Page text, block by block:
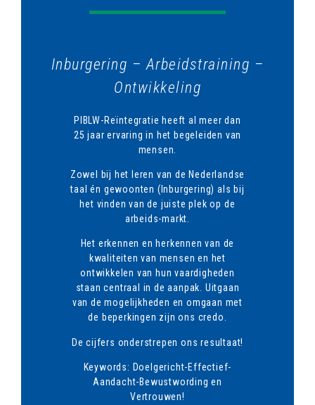
Inburgering – Arbeidstraining –
Ontwikkeling
PIBLW-Reïntegratie heeft al meer dan
25 jaar ervaring in het begeleiden van
mensen.
Zowel bij het leren van de Nederlandse
taal én gewoonten (Inburgering) als bij
het vinden van de juiste plek op de
arbeids-markt.
Het erkennen en herkennen van de
kwaliteiten van mensen en het
ontwikkelen van hun vaardigheden
staan centraal in de aanpak. Uitgaan
van de mogelijkheden en omgaan met
de beperkingen zijn ons credo.
De cijfers onderstrepen ons resultaat!
Keywords: Doelgericht-Effectief-
Aandacht-Bewustwording en
Vertrouwen!